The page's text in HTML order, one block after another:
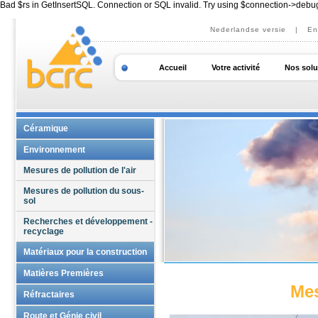
Bad $rs in GetInsertSQL. Connection or SQL invalid. Try using $connection-
Nederlandse versie |
Accueil Votre activité Nos
Céramique
Essais et analyses sur
céramiques
Expertises sur céramiques
traditionnelles
Recherches et développement
sur matériaux céramiques
Consultance
Accompagnement Qualité
Formations personnalisées
Supports technologiques
Environnement
Mesures de pollution de l'air
Mesures de pollution du sous-
sol
Recherches et développement -
recyclage
Matériaux pour la construction
Certification sur matériaux pour
la construction
Essais et analyses sur ciments,
mortiers et ouvrages en béton
Matières Premières
Essais et analyses sur matières
premières
Réfractaires
Essais et analyses sur
Route et Génie civil